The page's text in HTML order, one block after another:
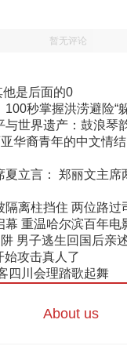
暂无评论
是后面的0
秒掌握洪涝避险“
与世界遗产：鼓浪琴
华裔青年的中文情
夏立言： 郑丽文主席
隔离柱挡住 两位路过
幕 重温哈尔滨百年电
男子逃生回国后亲
始攻击真人了
四川会理踏歌起舞
About us